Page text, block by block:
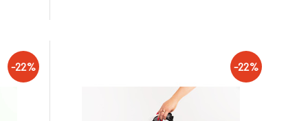
-22% -22%